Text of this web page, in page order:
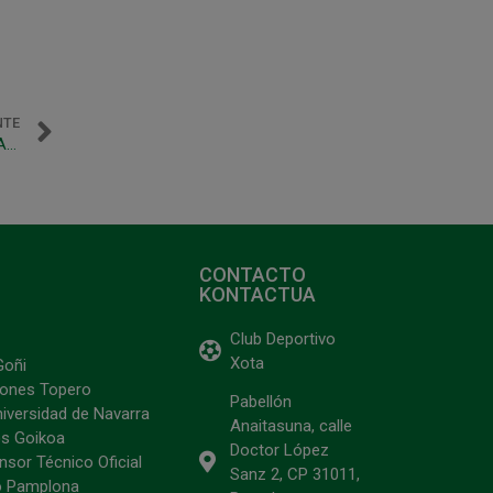
Topero
de Navarra
Goikoa
Técnico Oficial
Pamplona
CONTACTO
KONTACTUA
Club Deportivo
Xota
Pabellón
Anaitasuna, calle
Doctor López
Sanz 2, CP 31011,